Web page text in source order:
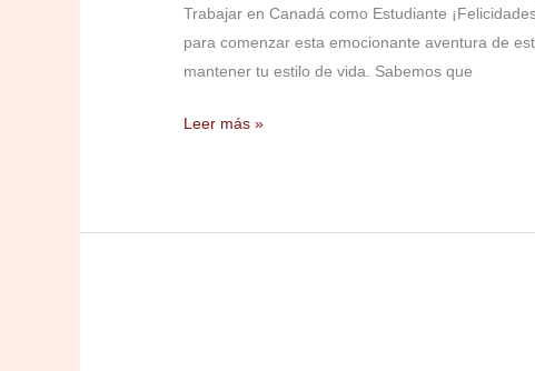
Trabajar en Canadá como Estudiante
para comenzar esta emocionante aventura de
mantener tu estilo de vida. Sabemos que
Leer más »